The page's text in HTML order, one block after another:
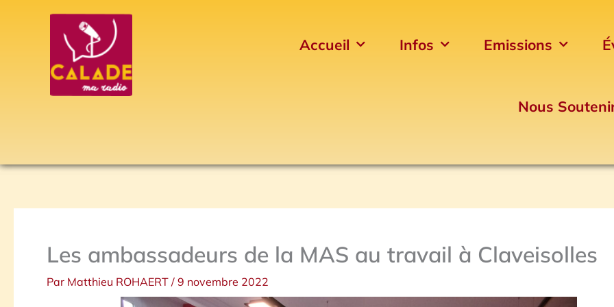
Accueil Infos Emissions
Nous
Les ambassadeurs de la MAS au travail à Claveisolles
Par Matthieu ROHAERT / 9 novembre 2022